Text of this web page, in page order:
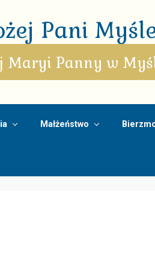
Pani
Maryi Panny w
Małżeństwo